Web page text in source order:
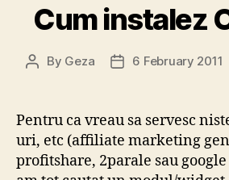
Cum instalez
Post
By Geza
Post6 February 2011
Pentru ca vreau sa servesc
uri, etc (affiliate marketing
profitshare, 2parale sau